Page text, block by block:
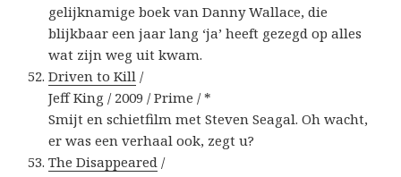
gelijknamige boek van Danny Wallace, die
blijkbaar een jaar lang ‘ja’ heeft gezegd op alles
wat zijn weg uit kwam.
Driven to Kill /
Jeff King / 2009 / Prime / *
Smijt en schietfilm met Steven Seagal. Oh wacht,
er was een verhaal ook, zegt u?
The Disappeared /